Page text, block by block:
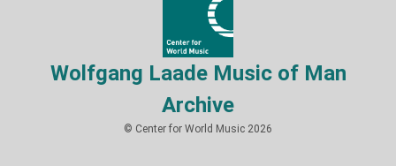
Wolfgang Laade Music of Man
Archive
© Center for World Music 2026